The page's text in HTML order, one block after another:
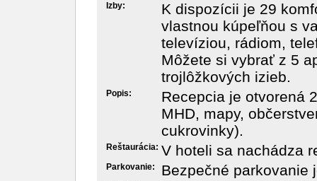
Izby:
K dispozícii je 29
vlastnou kúpeľňou s
televíziou, rádiom,
Môžete si vybrať z 5
trojlôžkových izieb.
Popis:
Recepcia je otvorená
MHD, mapy,
cukrovinky).
Reštaurácia: V hoteli sa nachádza
Parkovanie: Bezpečné parkovanie